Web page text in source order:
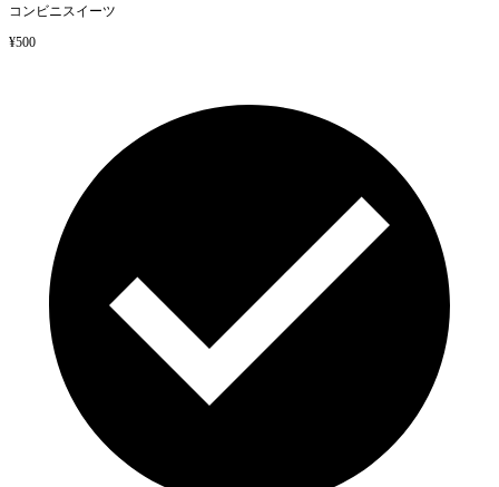
コンビニスイーツ
¥500